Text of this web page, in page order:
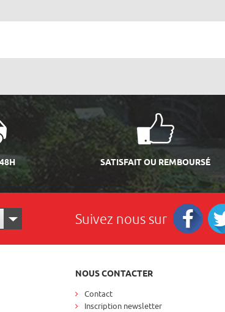
SATISFAIT OU REMBOURSÉ
Suivez nous sur
NOUS CONTACTER
Contact
Inscription newsletter